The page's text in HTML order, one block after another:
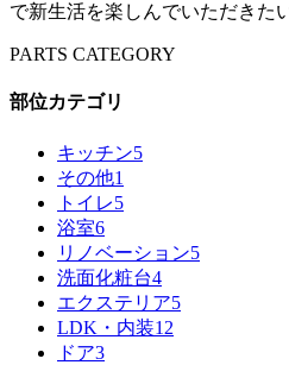
で新生活を楽しんでいただきた
PARTS CATEGORY
部位カテゴリ
キッチン5
その他1
トイレ5
浴室6
リノベーション5
洗面化粧台4
エクステリア5
LDK・内装12
ドア3